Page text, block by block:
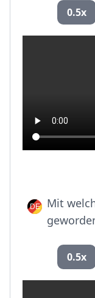
0.5x
Mit
0.5x